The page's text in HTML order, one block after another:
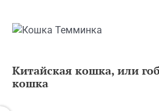
Китайская кошка, или
кошка